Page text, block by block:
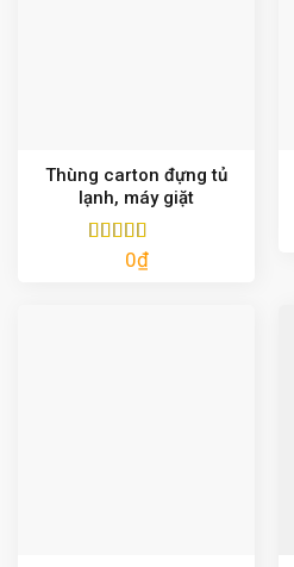
Thùng carton đựng tủ
lạnh, máy giặt
Được xếp
0₫